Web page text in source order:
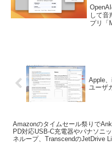
に、
でき
追加
して音
プリ「
Apple
ユーザ
Amazonのタイムセール祭りで
PD対応USB-C充電器やパナソニ
ネループ、TranscendのJetDrive